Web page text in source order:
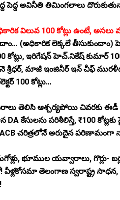
పెద్ద అవినీతి తిమింగలాలు
విలువ 100 కోట్లు ఉంటే,
(అధికారిక లెక్కలే తీసుకుందాం)
ఇరిగేషన్ హెచ్.నికేష్ కుమార్
శ్రీధర్, మాజీ ఇంజినీర్ ఇన్ చీఫ్
100 కోట్లు…
తెలిసి ఆశ్చర్యపోయి చివరకు
DA కేసులను పరిశీలిస్తే, ₹100
చరిత్రలోనే అరుదైన పరిణామంగా
భూముల యవ్వారాలు, గొర్లు-
వీళ్లకోసమా తెలంగాణ స్వరాష్ట్ర